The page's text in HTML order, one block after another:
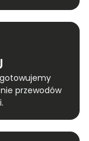
przewodów